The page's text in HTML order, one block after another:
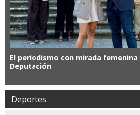
El periodismo con mirada femenina
Deputación
Deportes